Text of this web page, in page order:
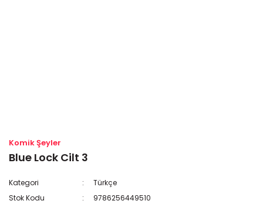
Komik Şeyler
Blue Lock Cilt 3
Kategori
Türkçe
Stok Kodu
9786256449510